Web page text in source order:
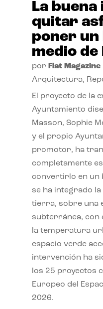
La buena
quitar
poner un
medio de
por Flat Magazine|
Arquitectura,
El proyecto de la
Ayuntamiento
Masson, Sophie
y el propio
promotor, ha
completamente
convertirlo en un
se ha integrado
tierra, sobre una
subterránea, con
la temperatura
espacio verde
intervención ha
los 25 proyectos
Europeo del
2026.